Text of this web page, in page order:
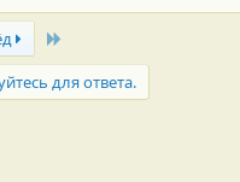
Last
для ответа.
почта